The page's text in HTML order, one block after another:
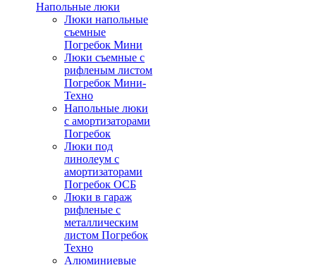
Напольные люки
Люки напольные
съемные
Погребок Мини
Люки съемные с
рифленым листом
Погребок Мини-
Техно
Напольные люки
с амортизаторами
Погребок
Люки под
линолеум с
амортизаторами
Погребок ОСБ
Люки в гараж
рифленые с
металлическим
листом Погребок
Техно
Алюминиевые